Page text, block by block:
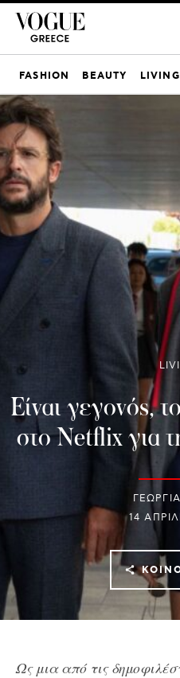
FASHION BEAUTY LIVING
Eίναι γεγονός,
στο Netflix για
14
Ως μια από τις